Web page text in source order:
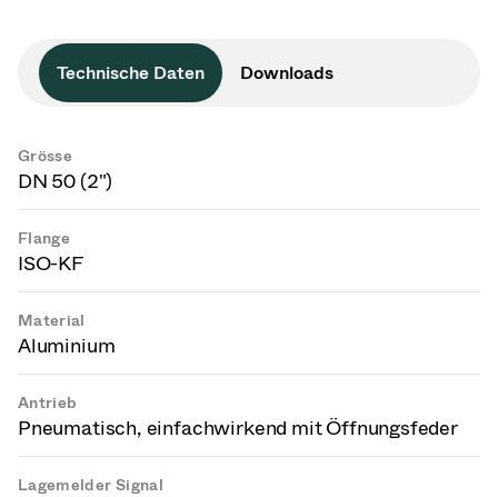
Technische Daten Downloads
Grösse
DN 50 (2")
Flange
ISO-KF
Material
Aluminium
Antrieb
Pneumatisch, einfachwirkend mit Öffnungsfeder
Lagemelder Signal